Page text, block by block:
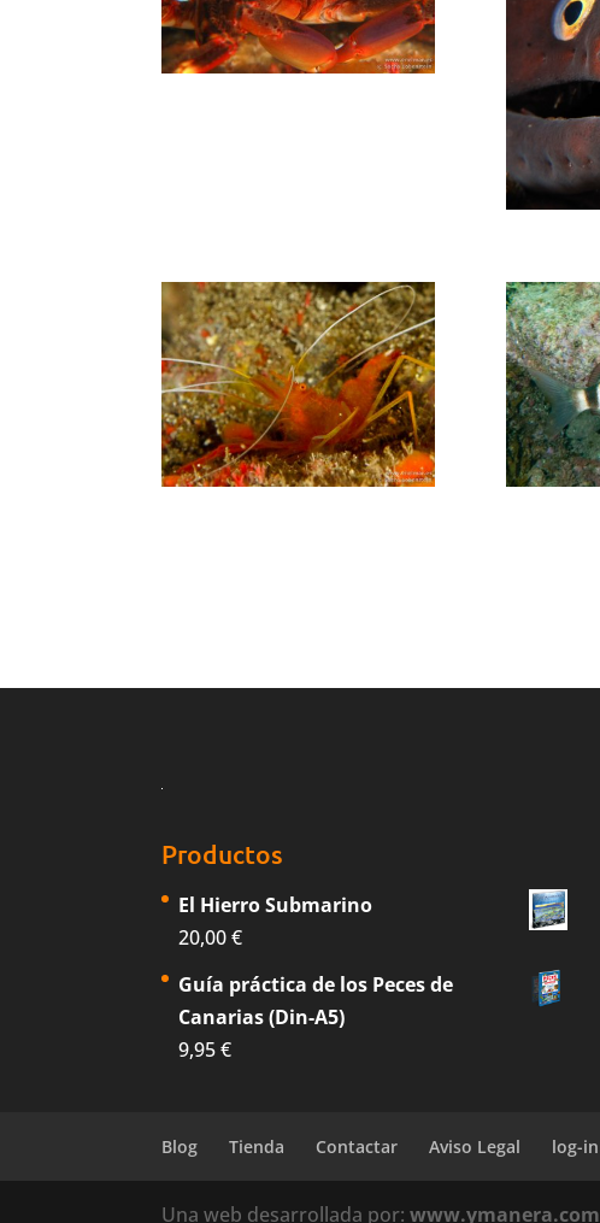
Productos
El Hierro Submarino
20,00€
Guía práctica de los Peces de
Canarias (Din-A5)
9,95€
Blog Tienda Contactar Aviso Legal log-in
Una web desarrollada por:www.ymanera.com